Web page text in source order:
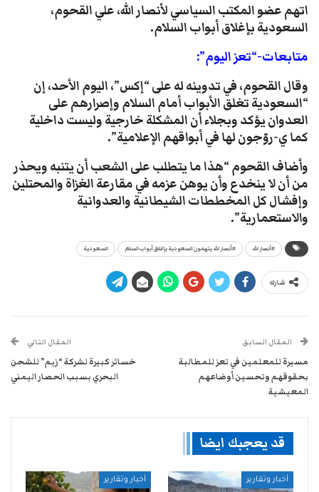
اتهم عضو المكتب السياسي لأنصار الله، علي القحوم،
السعودية بإغلاق أبواب السلام.
متابعات-“تعز اليوم”:
وقال القحوم، في تدوينه له على “إكس”، اليوم الأحد، إن
“‏السعودية تغلق الأبواب أمام السلام وإصرارهم على
العدوان يؤكد وبجلاء أن المشكلة خارجية وليست داخلية
كما ي-روّجون لها في أبواقهم الإعلامية”.
وأضاف القحوم “هذا ما يتطلب على الشعب أن يتنبه ويحذر
من أن لا ينخدع وأن يوهن عزمه في مقارعة الغزاة والمحتلين
وإفشال كل المخططات الشيطانية والعدوانية
والاستعمارية”.
#أنصار الله #أنصار الله يتهمون السعودية بإغلاق أبواب السلام السعودية
شارك
المقال السابق
مسيرة للمعلمين في تعز للمطالبة
بحقوقهم وتحسين أوضاعهم
المعيشية
المقال التالي
خسائر كبيرة لشركة “زيم” للشحن
البحري بسبب الحصار اليمني
قد يعجبك ايضا
أخبار وتقارير أخبار وتقارير